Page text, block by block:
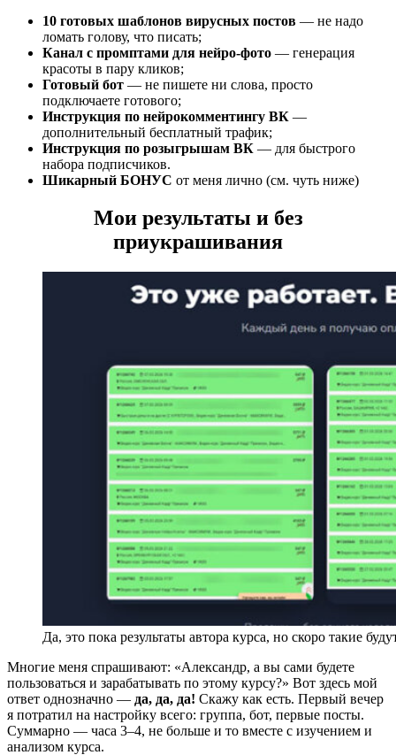
10 готовых шаблонов вирусных постов — не надо
ломать голову, что писать;
Канал с промптами для нейро-фото — генерация
красоты в пару кликов;
Готовый бот — не пишете ни слова, просто
подключаете готового;
Инструкция по нейрокомментингу ВК —
дополнительный бесплатный трафик;
Инструкция по розыгрышам ВК — для быстрого
набора подписчиков.
Шикарный БОНУС от меня лично (см. чуть ниже)
Мои результаты и без
приукрашивания
Да, это пока результаты автора курса, но скоро такие
Многие меня спрашивают: «Александр, а вы сами будете
пользоваться и зарабатывать по этому курсу?» Вот здесь мой
ответ однозначно — да, да, да! Скажу как есть. Первый вечер
я потратил на настройку всего: группа, бот, первые посты.
Суммарно — часа 3–4, не больше и то вместе с изучением и
анализом курса.